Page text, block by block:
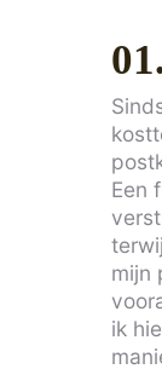
Een
mijn
ik